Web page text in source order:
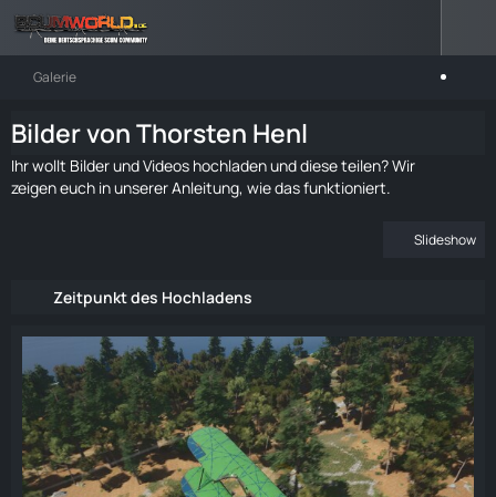
Galerie
Bilder von Thorsten Henl
Ihr wollt Bilder und Videos hochladen und diese teilen? Wir
zeigen euch inunserer Anleitung, wie das funktioniert.
Slideshow
Zeitpunkt des Hochladens